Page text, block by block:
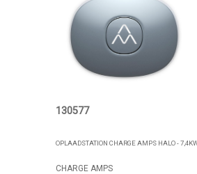
130577
OPLAADSTATION CHARGE AMPS HALO -
CHARGE AMPS